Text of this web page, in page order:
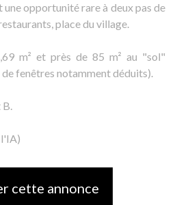
une opportunité rare à deux pas de
place du village.
m² et près de 85 m² au "sol"
fenêtres notamment déduits).
B.
cette annonce